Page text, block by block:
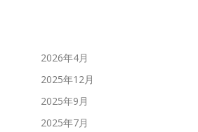
2026年4月
2025年12月
2025年9月
2025年7月